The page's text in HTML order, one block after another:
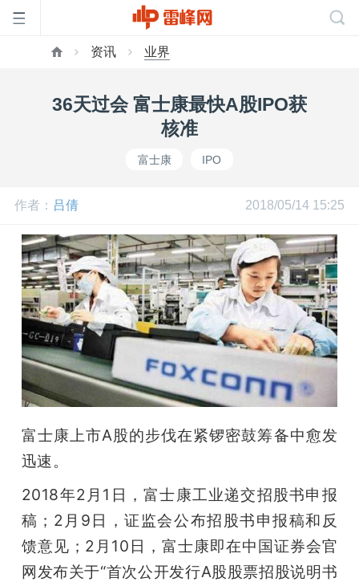
网
公
开
课
动
中
资讯 业界
36天过会 富士康最快A股IPO获
核准
富士康 IPO
作者： 吕倩 2018/05/14 15:25
富士康上市A股的步伐在紧锣密鼓筹备中愈发
迅速。
2018年2月1日，富士康工业递交招股书申报
稿；2月9日，证监会公布招股书申报稿和反
馈意见；2月10日，富士康即在中国证券会官
网发布关于“首次公开发行A股股票招股说明书